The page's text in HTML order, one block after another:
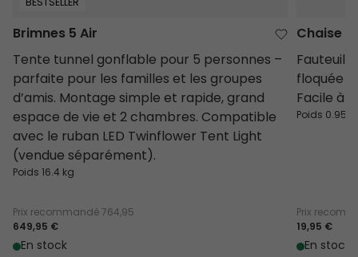
BESTSELLER
Brimnes 5 Air
Tente tunnel gonflable pour 5 personnes –
parfaite pour les familles et les groupes
d’amis. Montage simple et rapide, grand
espace de vie et 2 chambres. Compatible
avec le ruban LED Twinflower Tent Light
(vendue séparément).
Poids 16.4 kg
Prix recommandé764,95
649,95 €
En stock
Chaise
Fauteuil
floquée
Facile à
Poids 0.95
Prix
19,95 €
En stock